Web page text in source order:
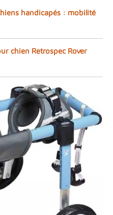
handicapés : mobilité
chien Retrospec Rover